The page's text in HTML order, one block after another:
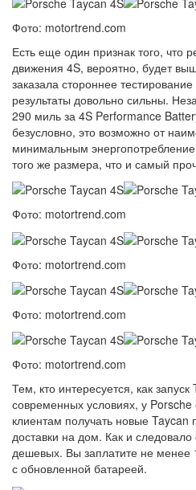
Фото: motortrend.com
Есть еще один признак того, что
движения 4S, вероятно, будет
заказала стороннее
результаты довольно сильны.
290 миль за 4S Performance
безусловно, это возможно от
минимальным
того же размера, что и самый
Фото: motortrend.com
Фото: motortrend.com
Фото: motortrend.com
Фото: motortrend.com
Тем, кто интересуется, как
современных условиях, у Porsche
клиентам получать новые Taycan
доставки на дом. Как и
дешевых. Вы заплатите не менее
с обновленной батареей.